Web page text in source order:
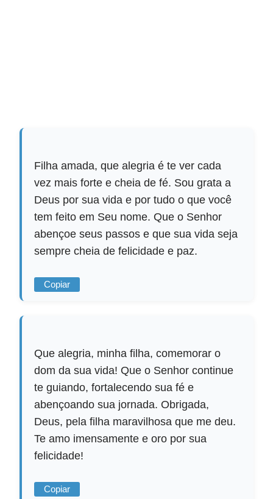
Filha amada, que alegria é te ver cada
vez mais forte e cheia de fé. Sou grata a
Deus por sua vida e por tudo o que você
tem feito em Seu nome. Que o Senhor
abençoe seus passos e que sua vida seja
sempre cheia de felicidade e paz.
Copiar
Que alegria, minha filha, comemorar o
dom da sua vida! Que o Senhor continue
te guiando, fortalecendo sua fé e
abençoando sua jornada. Obrigada,
Deus, pela filha maravilhosa que me deu.
Te amo imensamente e oro por sua
felicidade!
Copiar